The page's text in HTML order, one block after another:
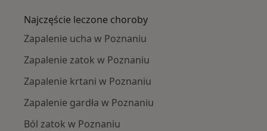
Najczęście leczone choroby
Zapalenie ucha w Poznaniu
Zapalenie zatok w Poznaniu
Zapalenie krtani w Poznaniu
Zapalenie gardła w Poznaniu
Ból zatok w Poznaniu